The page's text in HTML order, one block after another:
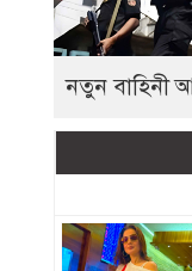
নতুন বাহিনী